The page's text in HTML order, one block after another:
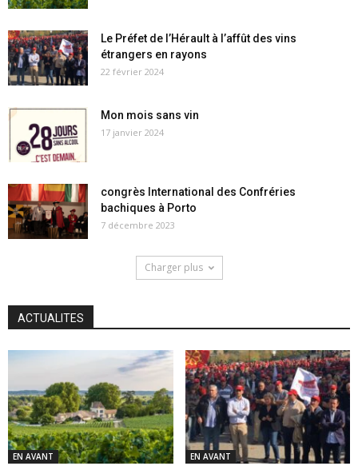
Le Préfet de l’Hérault à l’affût des vins
étrangers en rayons
22 février 2024
Mon mois sans vin
17 janvier 2024
congrès International des Confréries
bachiques à Porto
7 décembre 2023
Charger plus
ACTUALITES
EN AVANT EN AVANT